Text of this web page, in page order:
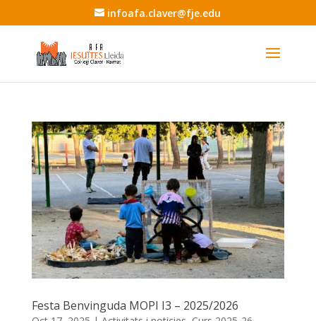
infoafa.claver@fje.edu
Festa Benvinguda MOPI I3 – 2025/2026